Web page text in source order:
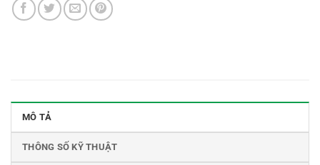
MÔ TẢ
THÔNG SỐ KỸ THUẬT